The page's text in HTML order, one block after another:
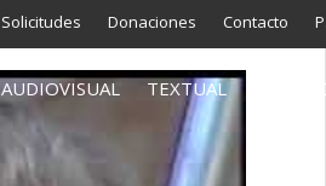
Solicitudes Donaciones Contacto
AUDIOVISUAL TEXTUAL ARCHIVO